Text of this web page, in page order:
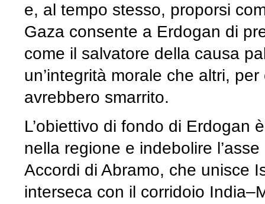
e, al tempo stesso, proporsi
Gaza consente a Erdogan di
come il salvatore della causa
un’integrità morale che altri,
avrebbero smarrito.
L’obiettivo di fondo di Erdogan
nella regione e indebolire
Accordi di Abramo, che unisce
interseca con il corridoio